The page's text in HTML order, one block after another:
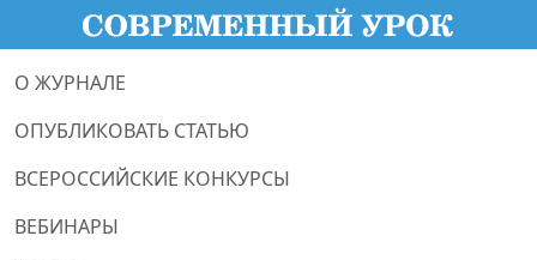
О ЖУРНАЛЕ
ОПУБЛИКОВАТЬ СТАТЬЮ
ВСЕРОССИЙСКИЕ КОНКУРСЫ
ВЕБИНАРЫ